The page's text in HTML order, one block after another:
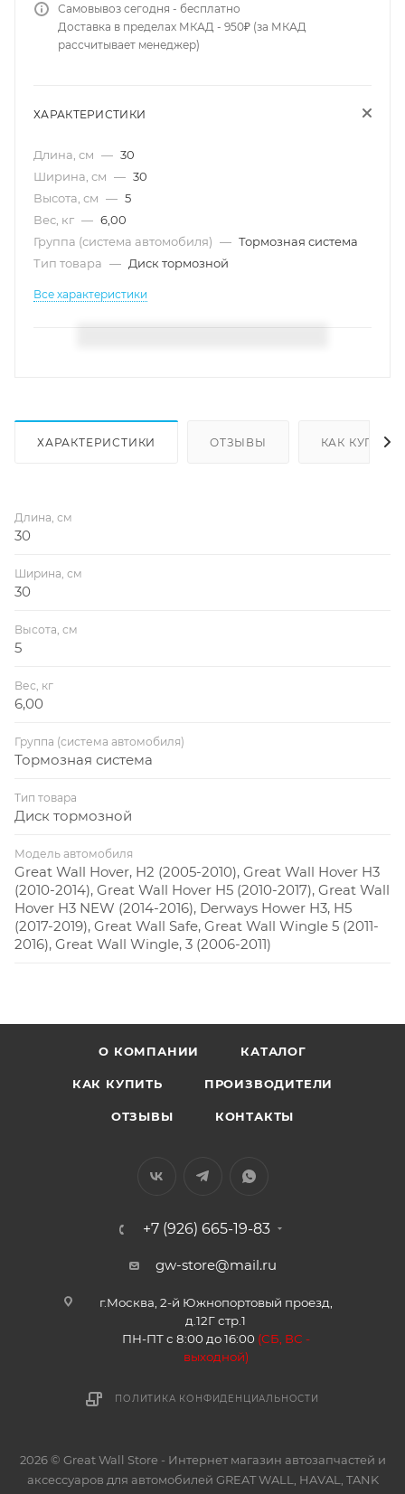
Самовывоз сегодня - бесплатно
Доставка в пределах МКАД - 950₽ (за МКАД
рассчитывает менеджер)
ХАРАКТЕРИСТИКИ
Длина, см — 30
Ширина, см — 30
Высота, см — 5
Вес, кг — 6,00
Группа (система автомобиля) — Тормозная система
Тип товара — Диск тормозной
Все характеристики
ХАРАКТЕРИСТИКИ ОТЗЫВЫ КАК КУПИТЬ
Длина, см
30
Ширина, см
30
Высота, см
5
Вес, кг
6,00
Группа (система автомобиля)
Тормозная система
Тип товара
Диск тормозной
Модель автомобиля
Great Wall Hover, H2 (2005-2010), Great Wall Hover H3
(2010-2014), Great Wall Hover H5 (2010-2017), Great Wall
Hover H3 NEW (2014-2016), Derways Hower H3, H5
(2017-2019), Great Wall Safe, Great Wall Wingle 5 (2011-
2016), Great Wall Wingle, 3 (2006-2011)
О КОМПАНИИ КАТАЛОГ
КАК КУПИТЬ ПРОИЗВОДИТЕЛИ
ОТЗЫВЫ КОНТАКТЫ
+7 (926) 665-19-83
gw-store@mail.ru
г.Москва, 2-й Южнопортовый проезд,
д.12Г стр.1
ПН-ПТ с 8:00 до 16:00 (СБ, ВС -
выходной)
ПОЛИТИКА КОНФИДЕНЦИАЛЬНОСТИ
2026 © Great Wall Store - Интернет магазин автозапчастей и
аксессуаров для автомобилей GREAT WALL, HAVAL, TANK